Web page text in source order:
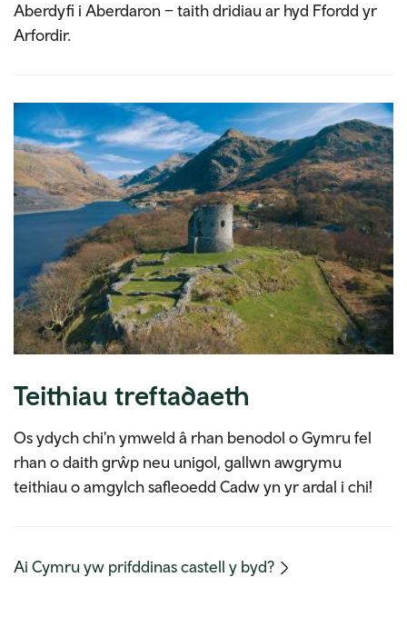
Aberdyfi i Aberdaron – taith dridiau ar hyd Ffordd yr
Arfordir.
Teithiau treftadaeth
Os ydych chi'n ymweld â rhan benodol o Gymru fel
rhan o daith grŵp neu unigol, gallwn awgrymu
teithiau o amgylch safleoedd Cadw yn yr ardal i chi!
Ai Cymru yw prifddinas castell y byd?